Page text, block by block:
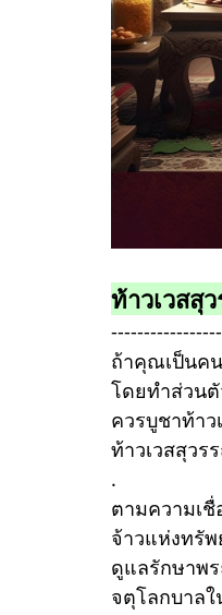
ท้าวเวสสุ
ถ้าคุณเป็นค
โดยทำส่วน
ควรบูชาท้าว
ท้าวเวสสุวร
.
ตามความเชื่
จ้าวแห่งทรั
ดูแลรักษาพ
จตุโลกบาล